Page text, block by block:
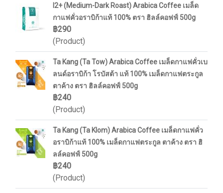
I2+ (Medium-Dark Roast) Arabica Coffee เมล็ด
กาแฟคั่วอราบิก้าแท้ 100% ตรา ฮิลล์คอฟฟ์ 500g
฿290
(Product)
Ta Kang (Ta Tow) Arabica Coffee เมล็ดกาแฟคั่วเบ
ลนด์อราบิก้า โรบัสต้า แท้ 100% เมล็ดกาแฟตระกูล
ตาค้าง ตรา ฮิลล์คอฟฟ์ 500g
฿240
(Product)
Ta Kang (Ta Klom) Arabica Coffee เมล็ดกาแฟคั่ว
อราบิก้าแท้ 100% เมล็ดกาแฟตระกูล ตาค้าง ตรา ฮิ
ลล์คอฟฟ์ 500g
฿240
(Product)